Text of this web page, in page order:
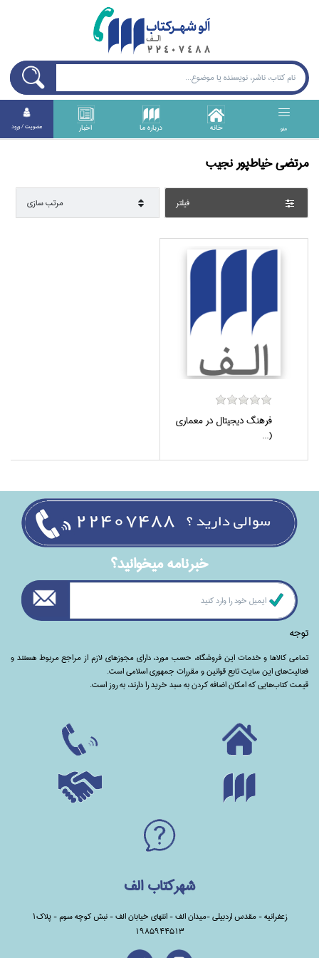
منو خانه درباره ما اخبار عضويت / ورود
مرتضي خياط‌پور نجيب
فيلتر مرتب سازي
فرهنگ ديجيتال در معماري
(...
خبرنامه ميخوانيد؟
توجه
تمامی‌ کالاها و خدمات این فروشگاه، حسب مورد،‌ دارای مجوزهای لازم از مراجع مربوط هستند ‌و‌‌
فعالیت‌های این سایت تابع قوانین و مقررات جمهوری اسلامی است.
قیمت کتاب‌هایی که امکان اضافه کردن به سبد خرید را دارند،‌ به روز است.
شهرکتاب الف
زعفرانیه - مقدس اردبیلی -میدان الف - انتهای خیابان الف - نبش کوچه سوم - پلاک1
1985944513